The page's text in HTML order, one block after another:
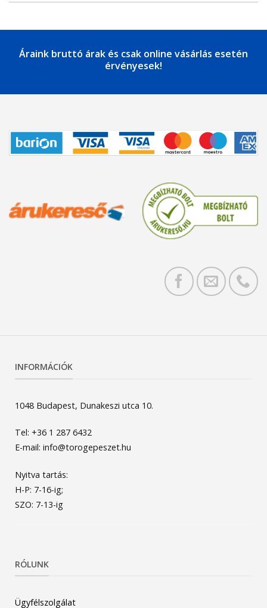
Áraink bruttó árak és csak online vásárlás esetén
érvényesek!
INFORMÁCIÓK
1048 Budapest, Dunakeszi utca 10.
Tel: +36 1 287 6432
E-mail: info@torogepeszet.hu
Nyitva tartás:
H-P: 7-16-ig;
SZO: 7-13-ig
RÓLUNK
Ügyfélszolgálat